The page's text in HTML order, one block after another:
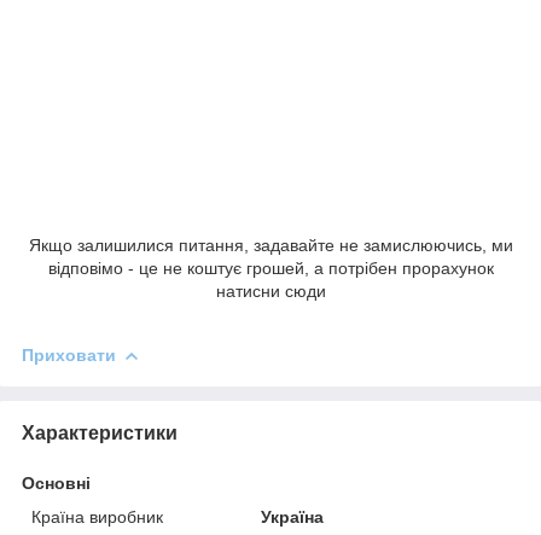
Якщо залишилися питання, задавайте не замислюючись, ми
відповімо - це не коштує грошей, а потрібен прорахунок
натисни сюди
Приховати
Характеристики
Основні
Країна виробник
Україна